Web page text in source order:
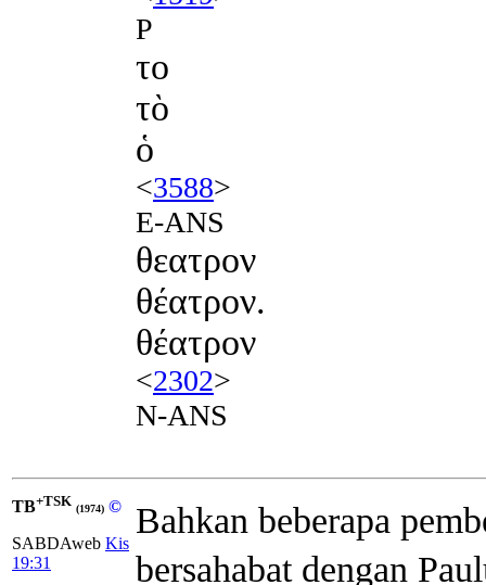
P
το
τὸ
ὁ
<3588>
E-ANS
θεατρον
θέατρον.
θέατρον
<2302>
N-ANS
TB+TSK (1974) ©
SABDAweb Kis
19:31
Bahkan beberapa
bersahabat dengan